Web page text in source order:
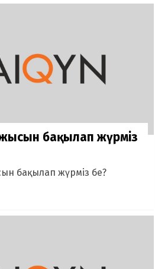
бақылап жүрміз
бақылап жүрміз бе?